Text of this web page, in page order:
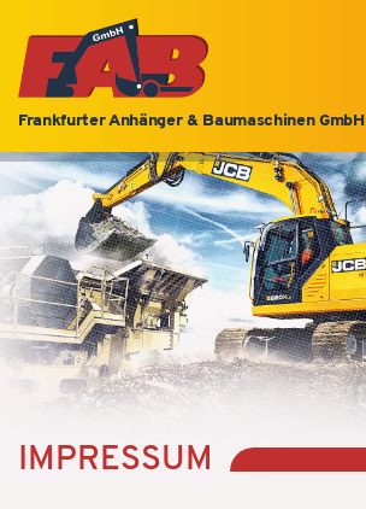
Frankfurter Anhänger & Baumaschinen GmbH
IMPRESSUM